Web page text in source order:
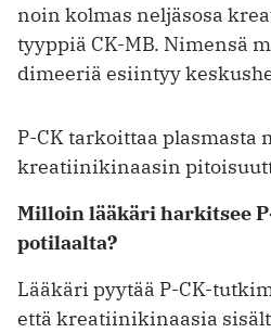
noin kolmas neljäsosa
tyyppiä CK-MB. Nimensä
dimeeriä esiintyy
P-CK tarkoittaa plasmasta
kreatiinikinaasin
Milloin lääkäri harkitsee
potilaalta?
Lääkäri pyytää P-CK-
että kreatiinikinaasia